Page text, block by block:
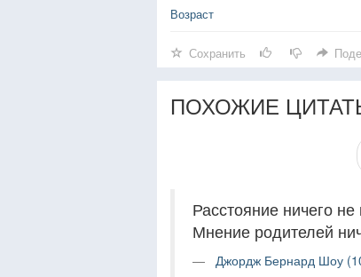
Возраст
Сохранить
ПОХОЖИЕ
Расстояние ничего
Мнение родителей
Джордж Бернард Шоу